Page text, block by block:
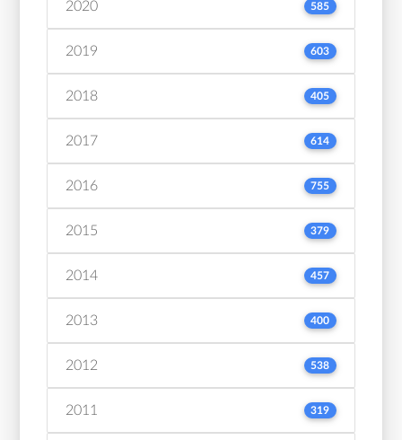
2020 585
2019 603
2018 405
2017 614
2016 755
2015 379
2014 457
2013 400
2012 538
2011 319